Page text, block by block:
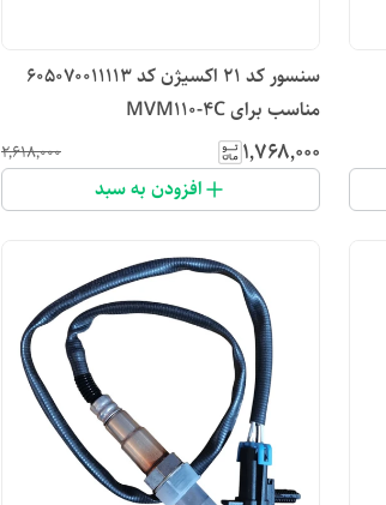
سنسور کد ۲۱ اکسیژن کد 605070011113
مناسب برای MVM110-4C
۱٬۷۶۸٬۰۰۰ ۲٬۶۱۸٬۰۰۰
افزودن به سبد